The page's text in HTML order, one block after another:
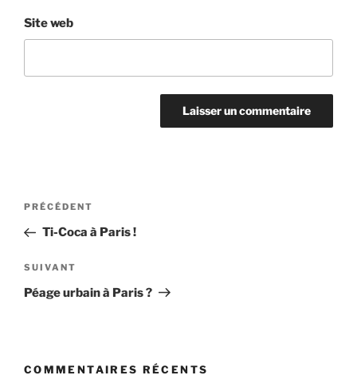
Site web
Navigation
l’article
Article
précédent
PRÉCÉDENT
Ti-Coca à Paris !
Article
suivant
SUIVANT
Péage urbain à Paris ?
COMMENTAIRES RÉCENTS